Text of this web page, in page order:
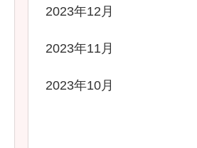
2023年12月
2023年11月
2023年10月